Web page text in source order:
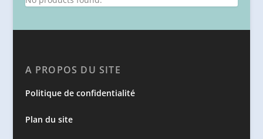
A PROPOS DU SITE
Politique de confidentialité
Plan du site